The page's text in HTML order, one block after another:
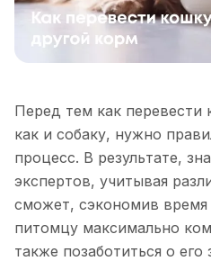
Перед тем как перевести
как и собаку, нужно
процесс. В результате,
экспертов, учитывая
сможет, сэкономив время
питомцу максимально
также позаботиться о его